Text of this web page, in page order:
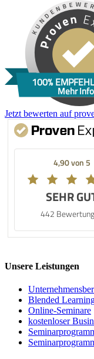
100%
Mehr
Jetzt bewerten auf
4,90 von 5
SEHR
442
Unsere Leistungen
Blended
Online-Seminare
kostenloser